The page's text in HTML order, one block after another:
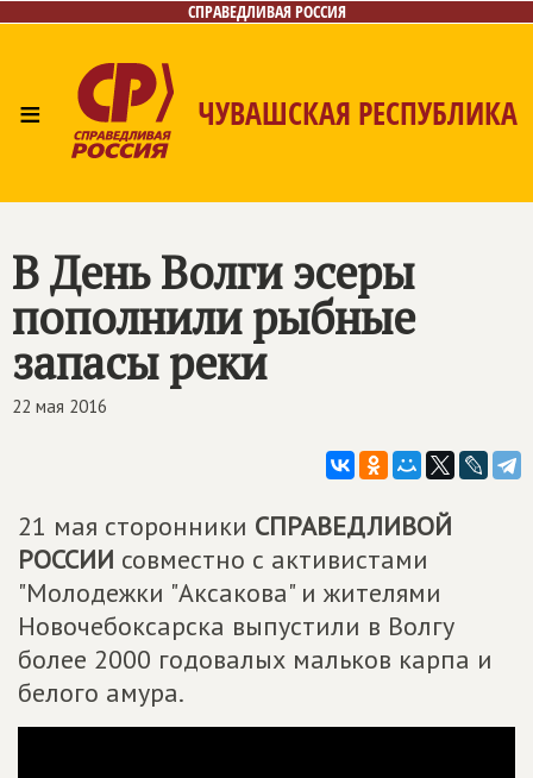
СПРАВЕДЛИВАЯ РОССИЯ
≡ ЧУВАШСКАЯ РЕСПУБЛИКА
В День Волги эсеры
пополнили рыбные
запасы реки
22 мая 2016
21 мая сторонники СПРАВЕДЛИВОЙ
РОССИИ совместно с активистами
"Молодежки "Аксакова" и жителями
Новочебоксарска выпустили в Волгу
более 2000 годовалых мальков карпа и
белого амура.